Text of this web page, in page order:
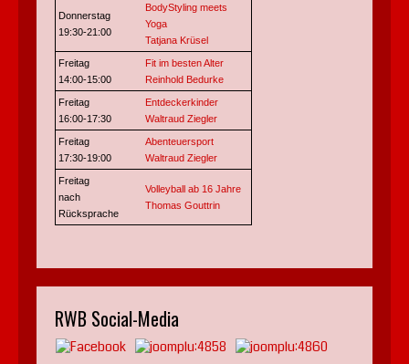
Donnerstag
19:30-21:00
BodyStyling meets
Yoga
Tatjana Krüsel
Freitag
14:00-15:00
Fit im besten Alter
Reinhold Bedurke
Freitag
16:00-17:30
Entdeckerkinder
Waltraud Ziegler
Freitag
17:30-19:00
Abenteuersport
Waltraud Ziegler
Freitag
nach
Rücksprache
Volleyball ab 16 Jahre
Thomas Gouttrin
RWB Social-Media